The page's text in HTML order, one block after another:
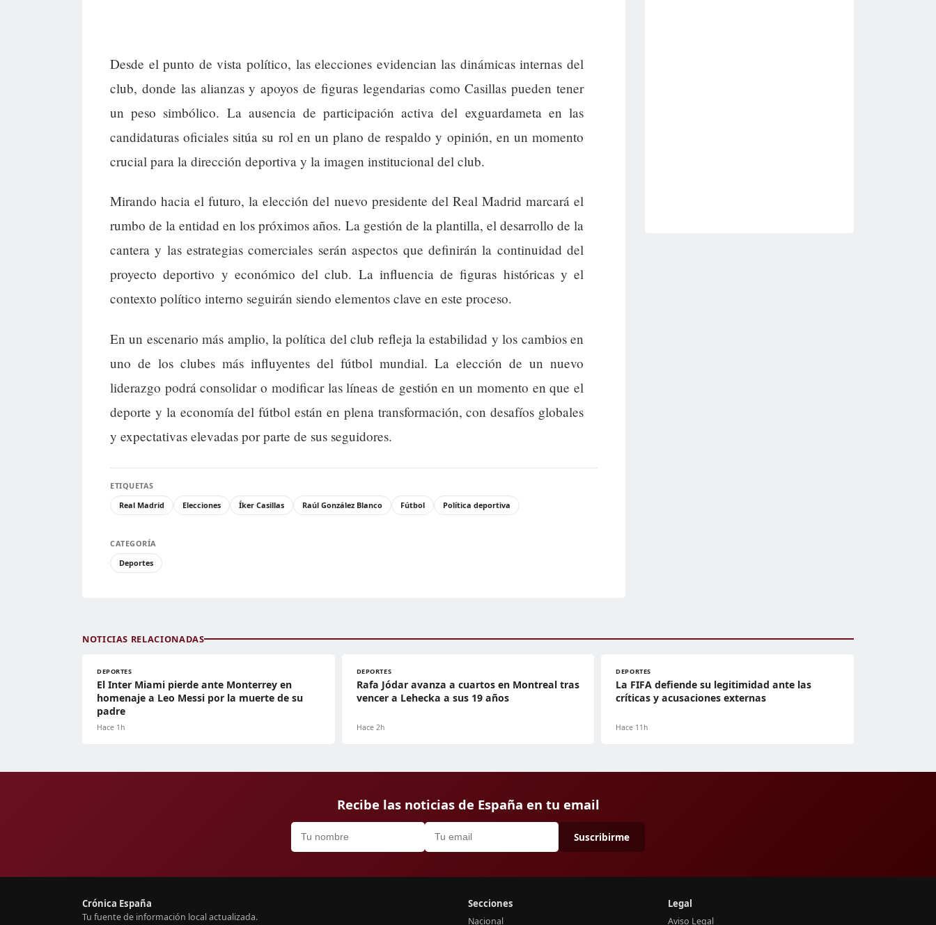
Desde el punto de vista político, las elecciones evidencian las dinámicas internas del
club, donde las alianzas y apoyos de figuras legendarias como Casillas pueden tener
un peso simbólico. La ausencia de participación activa del exguardameta en las
candidaturas oficiales sitúa su rol en un plano de respaldo y opinión, en un momento
crucial para la dirección deportiva y la imagen institucional del club.
Mirando hacia el futuro, la elección del nuevo presidente del Real Madrid marcará el
rumbo de la entidad en los próximos años. La gestión de la plantilla, el desarrollo de la
cantera y las estrategias comerciales serán aspectos que definirán la continuidad del
proyecto deportivo y económico del club. La influencia de figuras históricas y el
contexto político interno seguirán siendo elementos clave en este proceso.
En un escenario más amplio, la política del club refleja la estabilidad y los cambios en
uno de los clubes más influyentes del fútbol mundial. La elección de un nuevo
liderazgo podrá consolidar o modificar las líneas de gestión en un momento en que el
deporte y la economía del fútbol están en plena transformación, con desafíos globales
y expectativas elevadas por parte de sus seguidores.
ETIQUETAS
Real Madrid
Elecciones Íker Casillas Raúl González Blanco Fútbol Política deportiva
CATEGORÍA
Deportes
NOTICIAS RELACIONADAS
DEPORTES
El Inter Miami pierde ante Monterrey en
homenaje a Leo Messi por la muerte de su
padre
Hace 1h
DEPORTES
Rafa Jódar avanza a cuartos en Montreal tras
vencer a Lehecka a sus 19 años
Hace 2h
DEPORTES
La FIFA defiende su legitimidad ante las
críticas y acusaciones externas
Hace 11h
Recibe las noticias de España en tu email
Suscribirme
Crónica España
Tu fuente de información local actualizada.
Secciones
Nacional
Legal
Aviso Legal